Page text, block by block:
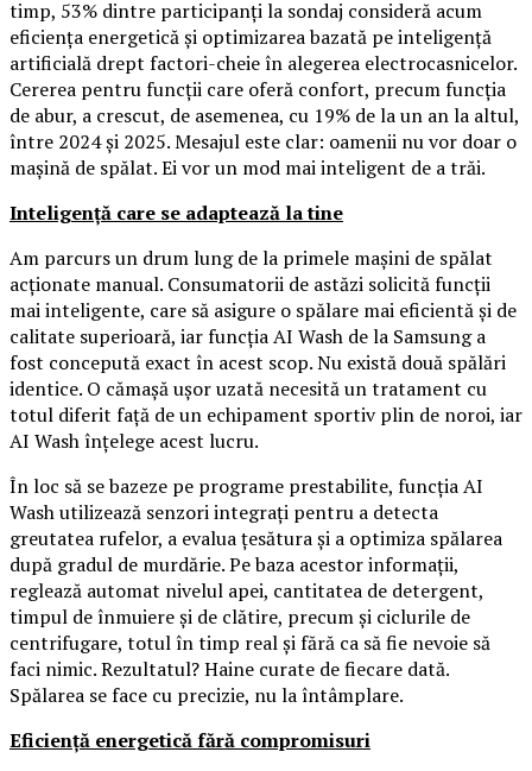
timp, 53% dintre participanți la sondaj consideră acum
eficiența energetică și optimizarea bazată pe inteligență
artificială drept factori-cheie în alegerea electrocasnicelor.
Cererea pentru funcții care oferă confort, precum funcția
de abur, a crescut, de asemenea, cu 19% de la un an la altul,
între 2024 și 2025. Mesajul este clar: oamenii nu vor doar o
mașină de spălat. Ei vor un mod mai inteligent de a trăi.
Inteligență care se adaptează la tine
Am parcurs un drum lung de la primele mașini de spălat
acționate manual. Consumatorii de astăzi solicită funcții
mai inteligente, care să asigure o spălare mai eficientă și de
calitate superioară, iar funcția AI Wash de la Samsung a
fost concepută exact în acest scop. Nu există două spălări
identice. O cămașă ușor uzată necesită un tratament cu
totul diferit față de un echipament sportiv plin de noroi, iar
AI Wash înțelege acest lucru.
În loc să se bazeze pe programe prestabilite, funcția AI
Wash utilizează senzori integrați pentru a detecta
greutatea rufelor, a evalua țesătura și a optimiza spălarea
după gradul de murdărie. Pe baza acestor informații,
reglează automat nivelul apei, cantitatea de detergent,
timpul de înmuiere și de clătire, precum și ciclurile de
centrifugare, totul în timp real și fără ca să fie nevoie să
faci nimic. Rezultatul? Haine curate de fiecare dată.
Spălarea se face cu precizie, nu la întâmplare.
Eficiență energetică fără compromisuri